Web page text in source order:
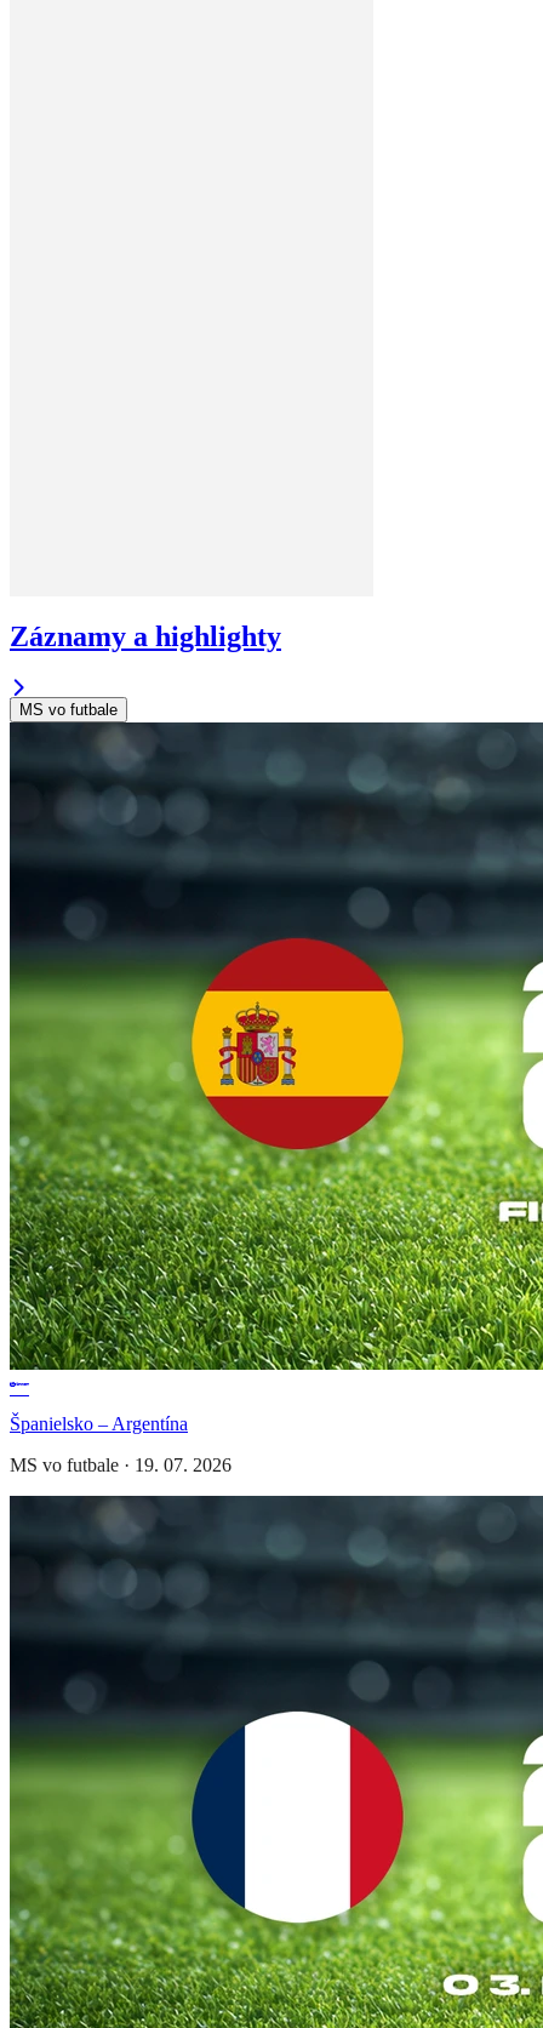
Záznamy a highlighty
MS vo futbale
Španielsko – Argentína
MS vo futbale · 19. 07. 2026